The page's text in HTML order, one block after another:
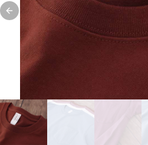
Previous slide